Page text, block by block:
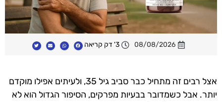
08/08/2026 3' דק קריאה
אצל רבים זה מתחיל כבר סביב גיל 35, ולעיתים אפילו מוקדם
יותר. אבל כשמדובר בבעיות מפרקים, הסיפור הגדול הוא לא